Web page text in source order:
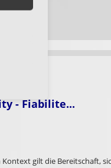
- Fiabilite...
gilt die Bereitschaft,